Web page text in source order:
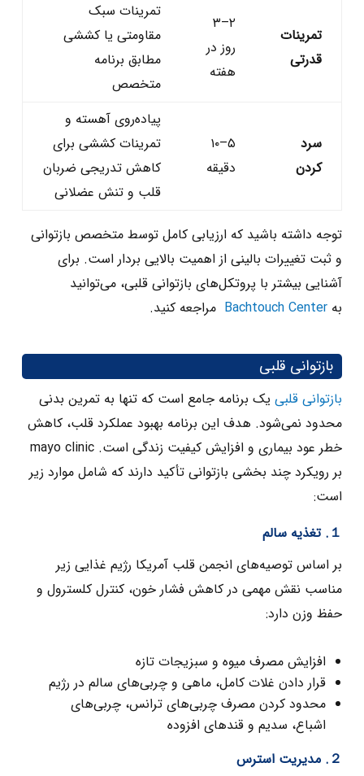
تمرینات
قدرتی
۲–۳
روز در
هفته
تمرینات سبک
مقاومتی یا کششی
مطابق برنامه
متخصص
سرد
کردن
۵–۱۰
دقیقه
پیاده‌روی آهسته و
تمرینات کششی برای
کاهش تدریجی ضربان
قلب و تنش عضلانی
توجه داشته باشید که ارزیابی کامل توسط متخصص بازتوانی
و ثبت تغییرات بالینی از اهمیت بالایی بردار است. برای
آشنایی بیشتر با پروتکل‌های بازتوانی قلبی، می‌توانید
به Bachtouch Center مراجعه کنید.
بازتوانی قلبی
بازتوانی قلبییک برنامه جامع است که تنها به تمرین بدنی
محدود نمی‌شود. هدف این برنامه بهبود عملکرد قلب، کاهش
خطر عود بیماری و افزایش کیفیت زندگی است. mayo clinic
بر رویکرد چند بخشی بازتوانی تأکید دارند که شامل موارد زیر
است:
１. تغذیه سالم
بر اساس توصیه‌های انجمن قلب آمریکا رژیم غذایی زیر
مناسب نقش مهمی در کاهش فشار خون، کنترل کلسترول و
حفظ وزن دارد:
افزایش مصرف میوه و سبزیجات تازه
قرار دادن غلات کامل، ماهی و چربی‌های سالم در رژیم
محدود کردن مصرف چربی‌های ترانس، چربی‌های
اشباع، سدیم و قندهای افزوده
２. مدیریت استرس